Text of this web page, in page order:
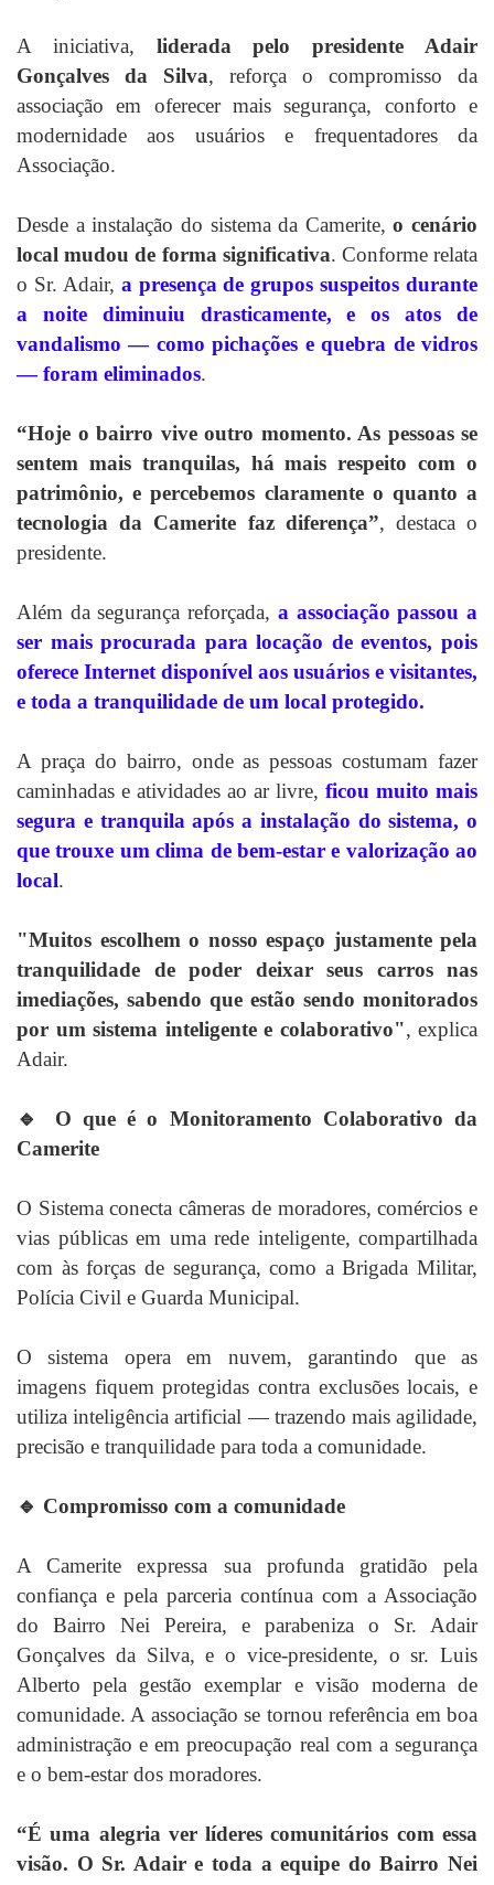
A iniciativa, liderada pelo presidente Adair
Gonçalves da Silva, reforça o compromisso da
associação em oferecer mais segurança, conforto e
modernidade aos usuários e frequentadores da
Associação.
Desde a instalação do sistema da Camerite,o cenário
local mudou de forma significativa. Conforme relata
o Sr. Adair, a presença de grupos suspeitos durante
a noite diminuiu drasticamente, e os atos de
vandalismo — como pichações e quebra de vidros
— foram eliminados.
“Hoje o bairro vive outro momento. As pessoas se
sentem mais tranquilas, há mais respeito com o
patrimônio, e percebemos claramente o quanto a
tecnologia da Camerite faz diferença”, destaca o
presidente.
Além da segurança reforçada, a associação passou a
ser mais procurada para locação de eventos, pois
oferece Internet disponível aos usuários e visitantes,
e toda a tranquilidade de um local protegido.
A praça do bairro, onde as pessoas costumam fazer
caminhadas e atividades ao ar livre, ficou muito mais
segura e tranquila após a instalação do sistema, o
que trouxe um clima de bem-estar e valorização ao
local.
"Muitos escolhem o nosso espaço justamente pela
tranquilidade de poder deixar seus carros nas
imediações, sabendo que estão sendo monitorados
por um sistema inteligente e colaborativo", explica
Adair.
🔹 O que é o Monitoramento Colaborativo da
Camerite
O Sistema conecta câmeras de moradores, comércios e
vias públicas em uma rede inteligente, compartilhada
com às forças de segurança, como a Brigada Militar,
Polícia Civil e Guarda Municipal.
O sistema opera em nuvem, garantindo que as
imagens fiquem protegidas contra exclusões locais, e
utiliza inteligência artificial — trazendo mais agilidade,
precisão e tranquilidade para toda a comunidade.
🔹 Compromisso com a comunidade
A Camerite expressa sua profunda gratidão pela
confiança e pela parceria contínua com a Associação
do Bairro Nei Pereira, e parabeniza o Sr. Adair
Gonçalves da Silva, e o vice-presidente, o sr. Luis
Alberto pela gestão exemplar e visão moderna de
comunidade. A associação se tornou referência em boa
administração e em preocupação real com a segurança
e o bem-estar dos moradores.
“É uma alegria ver líderes comunitários com essa
visão. O Sr. Adair e toda a equipe do Bairro Nei